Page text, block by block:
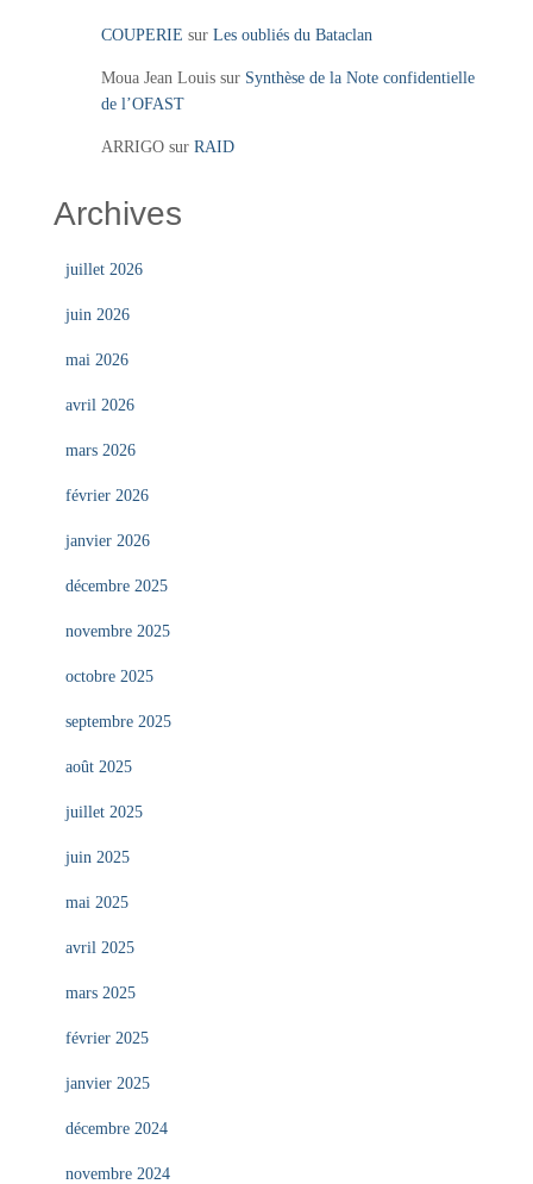
COUPERIE sur Les oubliés du Bataclan
Moua Jean Louis sur Synthèse de la Note confidentielle
de l’OFAST
ARRIGO sur RAID
Archives
juillet 2026
juin 2026
mai 2026
avril 2026
mars 2026
février 2026
janvier 2026
décembre 2025
novembre 2025
octobre 2025
septembre 2025
août 2025
juillet 2025
juin 2025
mai 2025
avril 2025
mars 2025
février 2025
janvier 2025
décembre 2024
novembre 2024